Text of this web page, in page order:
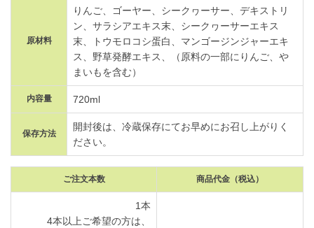
原材料
りんご、ゴーヤー、シークヮーサー、デキストリ
ン、サラシアエキス末、シークヮーサーエキス
末、トウモロコシ蛋白、マンゴージンジャーエキ
ス、野草発酵エキス、（原料の一部にりんご、や
まいもを含む）
内容量 720ml
保存方法
開封後は、冷蔵保存にてお早めにお召し上がりく
ださい。
ご注文本数 商品代金 （税込）
1本
4本以上ご希望の方は、